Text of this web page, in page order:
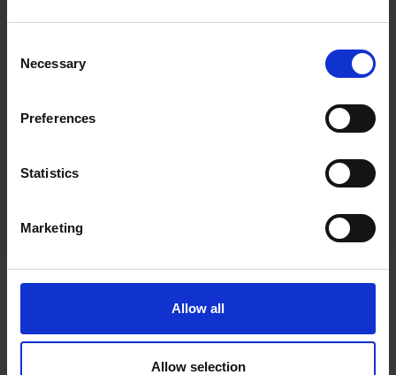
Selection
Necessary
Preferences
Statistics
Marketing
Allow all
Allow selection
Więcej
Kogo zapraszamy do
współpracy?